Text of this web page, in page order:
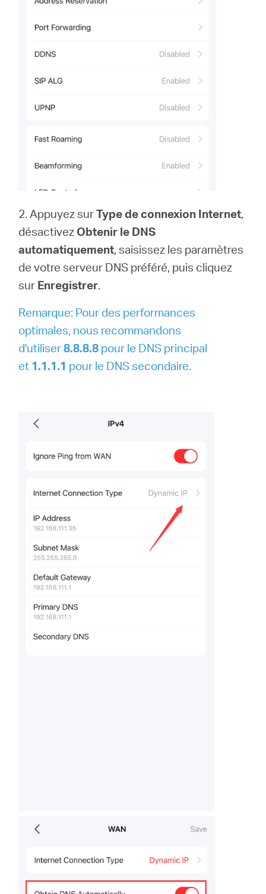
2. Appuyez surType de connexion Internet,
désactivez Obtenir le DNS
automatiquement, saisissez les paramètres
de votre serveur DNS préféré, puis cliquez
sur Enregistrer.
Remarque: Pour des performances
optimales, nous recommandons
d'utiliser8.8.8.8 pour le DNS principal
et 1.1.1.1 pour le DNS secondaire.